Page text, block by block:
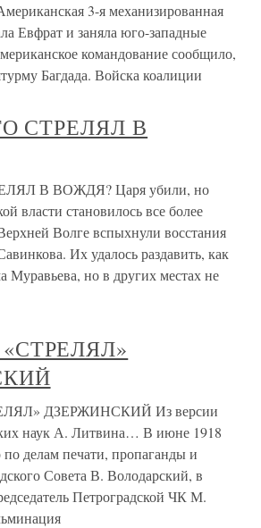
3-я механизированная
Евфрат и заняла юго-западные
командование сообщило,
Багдада. Войска коалиции
СТРЕЛЯЛ В
В ВОЖДЯ? Царя убили, но
власти становилось все более
Волге вспыхнули восстания
Их удалось раздавить, как
Муравьева, но в других местах не
ДЗЕРЖИНСКИЙ Из версии
наук А. Литвина… В июне 1918
по делам печати, пропаганды и
Совета В. Володарский, в
Петроградской ЧК М.